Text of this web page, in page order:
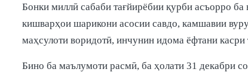
Бонки миллӣ сабаби тағйирёбии қурби асъорро
кишварҳои шарикони асосии савдо, камшавии
маҳсулоти воридотӣ, инчунин идома ёфтани
Бино ба маълумоти расмӣ, ба ҳолати 31 декабри